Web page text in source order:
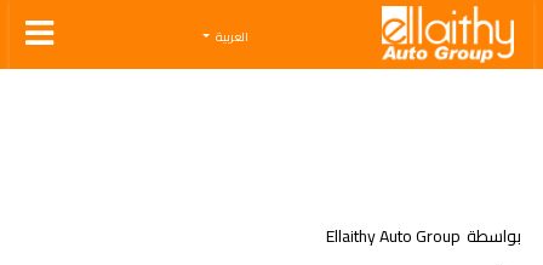
Ellaithy Auto Group
العربية
بواسطة Ellaithy Auto Group